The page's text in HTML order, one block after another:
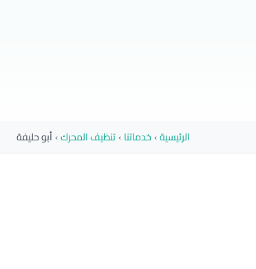
الرئيسية›خدماتنا›تنظيف المحرك›أبو حليفة